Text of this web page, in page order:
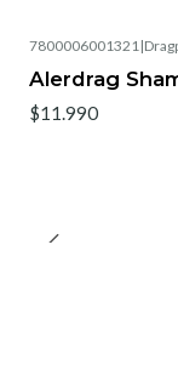
7800006001321 |
Alerdrag
$11.990